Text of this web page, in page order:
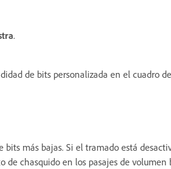
.
de bits personalizada en el cuadro
más bajas. Si el tramado está
de chasquido en los pasajes de volumen